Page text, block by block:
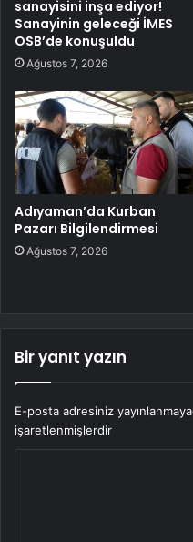
sanayisini inşa ediyor!
Sanayinin geleceği İMES
OSB’de konuşuldu
Ağustos 7, 2026
Adıyaman’da Kurban
Pazarı Bilgilendirmesi
Ağustos 7, 2026
Bir yanıt yazın
E-posta adresiniz
işaretlenmişlerdir